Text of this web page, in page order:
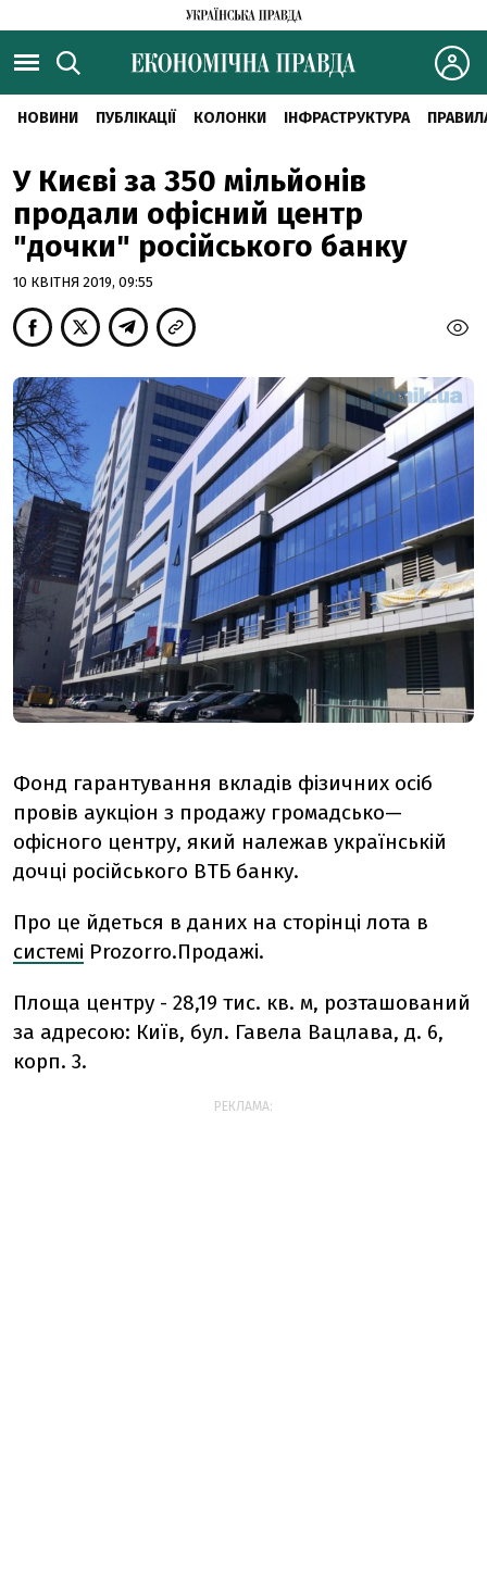
НОВИНИ ПУБЛІКАЦІЇ КОЛОНКИ ІНФРАСТРУКТУРА
У Києві за 350 мільйонів
продали офісний центр
"дочки" російського банку
10 КВІТНЯ 2019, 09:55
Фонд гарантування вкладів фізичних осіб
провів аукціон з продажу громадсько—
офісного центру, який належав українській
дочці російського ВТБ банку.
Про це йдеться в даних на сторінці лота в
системі Prozorro.Продажі.
Площа центру - 28,19 тис. кв. м, розташований
за адресою: Київ, бул. Гавела Вацлава, д. 6,
корп. 3.
РЕКЛАМА: